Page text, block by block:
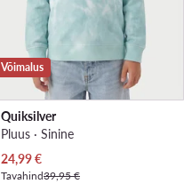
Võimalus
Quiksilver
Pluus · Sinine
Praegune hind
24,99€
Tavahind39,95 €